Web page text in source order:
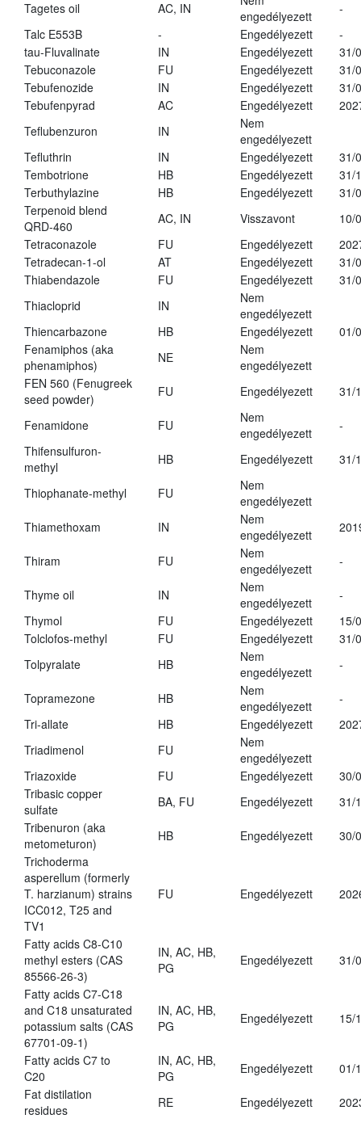
Tagetes oil
AC, IN
engedélyezett
-
Talc E553B
- Engedélyezett
-
tau-Fluvalinate
IN Engedélyezett
31/
Tebuconazole
FU Engedélyezett
31/
Tebufenozide
IN Engedélyezett
31/
Tebufenpyrad
AC Engedélyezett
Teflubenzuron
IN
Nem
engedélyezett
Tefluthrin
IN Engedélyezett
31/
Tembotrione
HB Engedélyezett
31/
Terbuthylazine
HB Engedélyezett
31/
Terpenoid blend
QRD-460
AC, IN Visszavont
10/
Tetraconazole
FU Engedélyezett
Tetradecan-1-ol
AT Engedélyezett
31/
Thiabendazole
FU Engedélyezett
31/
Thiacloprid
IN
Nem
engedélyezett
Thiencarbazone
HB Engedélyezett
01/
Fenamiphos (aka
phenamiphos)
NE
Nem
engedélyezett
FEN 560 (Fenugreek
seed powder)
FU Engedélyezett 31/
Fenamidone FU
Nem
engedélyezett
-
Thifensulfuron-
methyl
HB Engedélyezett 31/
Thiophanate-methyl FU
Nem
engedélyezett
Thiamethoxam
IN
Nem
engedélyezett
Thiram FU
Nem
engedélyezett
-
Thyme oil IN
Nem
engedélyezett
-
Thymol
FU Engedélyezett
15/
Tolclofos-methyl
FU Engedélyezett
31/
Tolpyralate
HB
Nem
engedélyezett
-
Topramezone HB
Nem
engedélyezett
-
Tri-allate
HB Engedélyezett
Triadimenol
FU
Nem
engedélyezett
Triazoxide
FU Engedélyezett
30/
Tribasic copper
sulfate
BA, FU Engedélyezett
31/
Tribenuron (aka
metometuron)
HB Engedélyezett
30/
Trichoderma
asperellum (formerly
T. harzianum) strains
ICC012, T25 and
TV1
FU Engedélyezett
Fatty acids C8-C10
methyl esters (CAS
85566-26-3)
IN, AC, HB,
PG
Engedélyezett 31/
Fatty acids C7-C18
and C18 unsaturated
potassium salts (CAS
67701-09-1)
IN, AC, HB,
PG
Engedélyezett 15/
Fatty acids C7 to
C20
IN, AC, HB,
PG
Engedélyezett
01/
Fat distilation
residues
RE Engedélyezett